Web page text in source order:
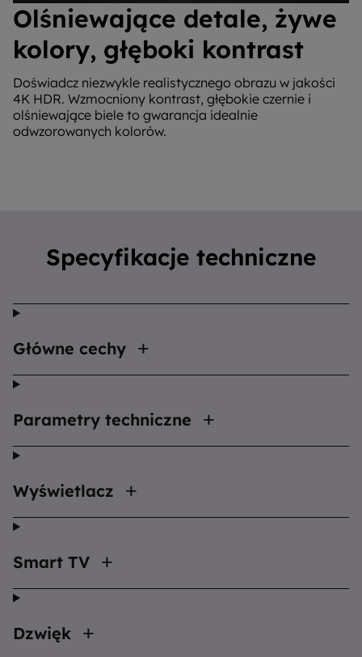
Olśniewające detale, żywe
kolory, głęboki kontrast
Doświadcz niezwykle realistycznego obrazu w jakości
4K HDR. Wzmocniony kontrast, głębokie czernie i
olśniewające biele to gwarancja idealnie
odwzorowanych kolorów.
Specyfikacje techniczne
Główne cechy
Parametry techniczne
Wyświetlacz
Smart TV
Dzwięk